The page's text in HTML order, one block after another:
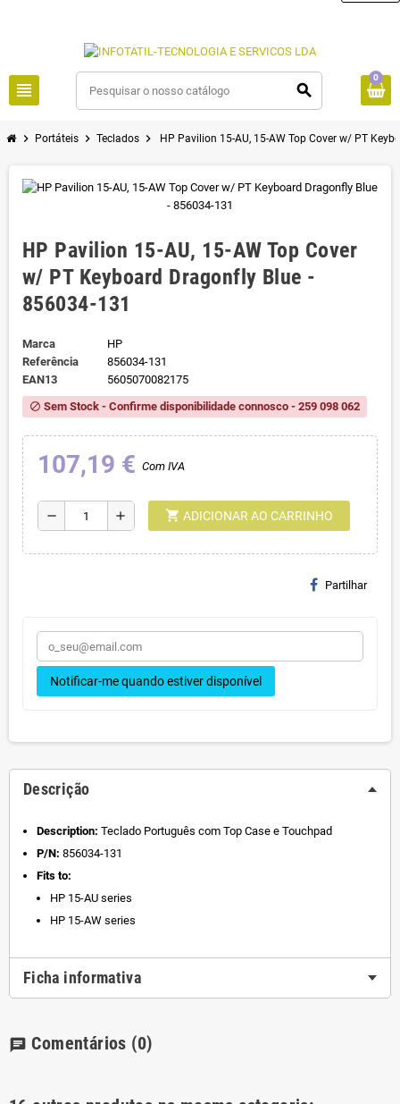
view_headline search
0
chevron_right Portáteis chevron_right Teclados chevron_right HP Pavilion 15-AU, 15-AW Top Cover w/ PT
HP Pavilion 15-AU, 15-AW Top Cover
w/ PT Keyboard Dragonfly Blue -
856034-131
Marca
HP
Referência
856034-131
EAN13
5605070082175
block Sem Stock - Confirme disponibilidade connosco - 259 098 062
107,19 € Com IVA
remove add shopping_cart ADICIONAR AO CARRINHO
Partilhar
Notificar-me quando estiver disponível
Descrição
Description: Teclado Português com Top Case e Touchpad
P/N: 856034-131
Fits to:
HP 15-AU series
HP 15-AW series
Ficha informativa
chat Comentários (0)